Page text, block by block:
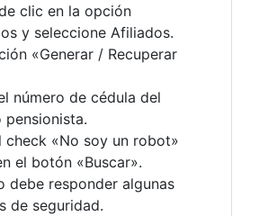
clic en la opción
y seleccione Afiliados.
«Generar / Recuperar
número de cédula del
check «No soy un robot»
el botón «Buscar».
debe responder algunas
de seguridad.